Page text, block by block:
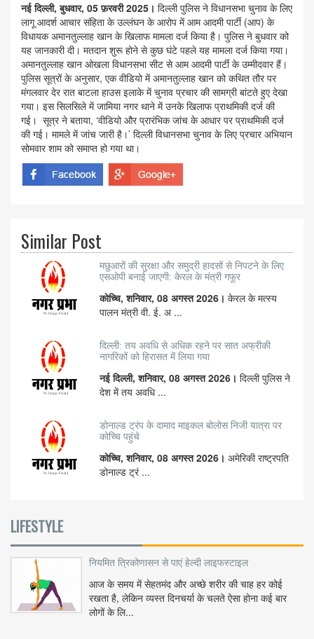
नई दिल्ली, बुधवार, 05 फ़रवरी 2025। दिल्ली पुलिस ने विधानसभा चुनाव के लिए
लागू आदर्श आचार संहिता के उल्लंघन के आरोप में आम आदमी पार्टी (आप) के
विधायक अमानतुल्लाह खान के खिलाफ मामला दर्ज किया है। पुलिस ने बुधवार को
यह जानकारी दी। मतदान शुरू होने से कुछ घंटे पहले यह मामला दर्ज किया गया।
अमानतुल्लाह खान ओखला विधानसभा सीट से आम आदमी पार्टी के उम्मीदवार हैं।
पुलिस सूत्रों के अनुसार, एक वीडियो में अमानतुल्लाह खान को कथित तौर पर
मंगलवार देर रात बाटला हाउस इलाके में चुनाव प्रचार की सामग्री बांटते हुए देखा
गया। इस सिलसिले में जामिया नगर थाने में उनके खिलाफ प्राथमिकी दर्ज की
गई। सूत्र ने बताया, ‘वीडियो और प्रारंभिक जांच के आधार पर प्राथमिकी दर्ज
की गई। मामले में जांच जारी है।’ दिल्ली विधानसभा चुनाव के लिए प्रचार अभियान
सोमवार शाम को समाप्त हो गया था।
Similar Post
मछुआरों की सुरक्षा और समुद्री हादसों से निपटने के लिए
एसओपी बनाई जाएगी: केरल के मंत्री गफूर
कोच्चि, शनिवार, 08 अगस्त 2026। केरल के मत्स्य
पालन मंत्री वी. ई. अ ...
दिल्ली: तय अवधि से अधिक रहने पर सात अफ्रीकी
नागरिकों को हिरासत में लिया गया
नई दिल्ली, शनिवार, 08 अगस्त 2026। दिल्ली पुलिस ने
देश में तय अवधि ...
डोनाल्ड ट्रंप के दामाद माइकल बोलोस निजी यात्रा पर
कोच्चि पहुंचे
कोच्चि, शनिवार, 08 अगस्त 2026। अमेरिकी राष्ट्रपति
डोनाल्ड ट्रं ...
LIFESTYLE
नियमित त्रिकोणासन से पाएं हेल्दी लाइफस्टाइल
आज के समय में सेहतमंद और अच्छे शरीर की चाह हर कोई
रखता है, लेकिन व्यस्त दिनचर्या के चलते ऐसा होना कई बार
लोगों के लि...